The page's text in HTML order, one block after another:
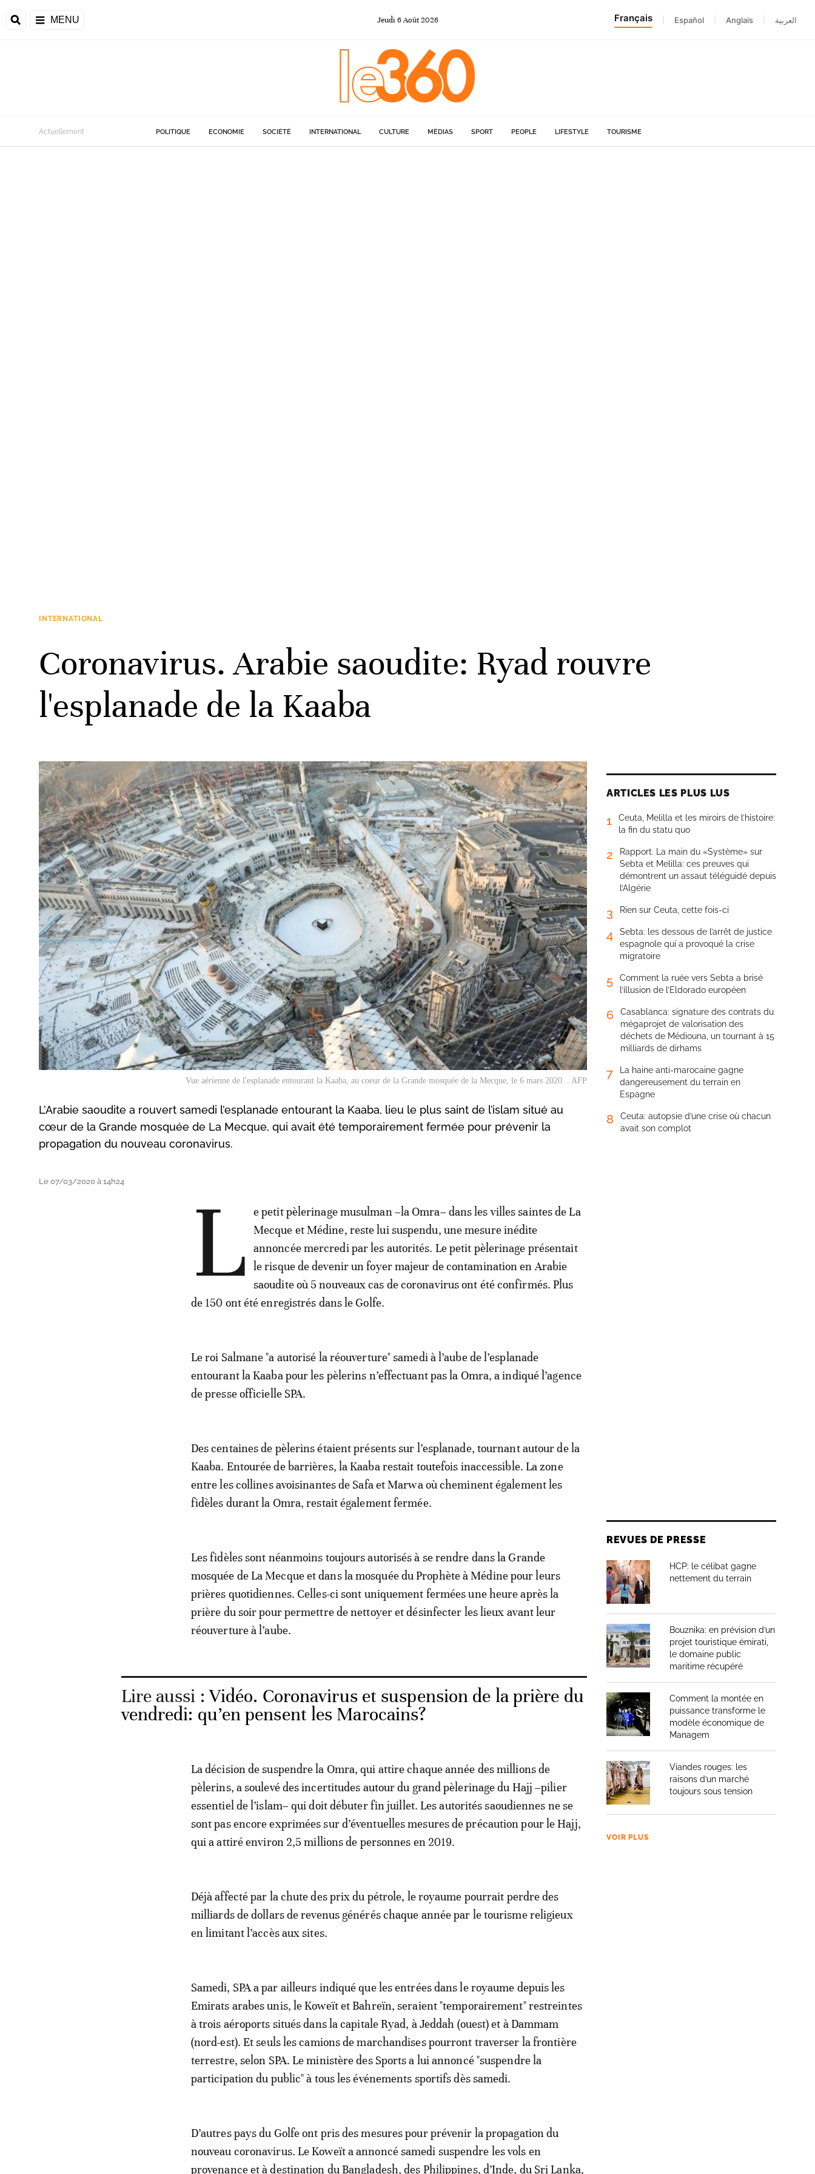
MENU Jeudi 6Août 2026 Français Español Anglais العربية
Actuellement POLITIQUE ECONOMIE SOCIÉTÉ INTERNATIONAL CULTURE MÉDIAS SPORT PEOPLE LIFESTYLE TOURISME
INTERNATIONAL
Coronavirus. Arabie saoudite: Ryad rouvre
l'esplanade de la Kaaba
Vue aérienne de l'esplanade entourant la Kaaba, au coeur de la Grande mosquée de la Mecque, le 6 mars 2020. . AFP
L’Arabie saoudite a rouvert samedi l’esplanade entourant la Kaaba, lieu le plus saint de l’islam situé au
cœur de la Grande mosquée de La Mecque, qui avait été temporairement fermée pour prévenir la
propagation du nouveau coronavirus.
Le 07/03/2020 à 14h24 L
e petit pèlerinage musulman –la Omra– dans les villes saintes de La
Mecque et Médine, reste lui suspendu, une mesure inédite
annoncée mercredi par les autorités. Le petit pèlerinage présentait
le risque de devenir un foyer majeur de contamination en Arabie
saoudite où 5 nouveaux cas de coronavirus ont été confirmés. Plus
de 150 ont été enregistrés dans le Golfe.
Le roi Salmane "a autorisé la réouverture" samedi à l’aube de l’esplanade
entourant la Kaaba pour les pèlerins n’effectuant pas la Omra, a indiqué l’agence
de presse officielle SPA.
Des centaines de pèlerins étaient présents sur l’esplanade, tournant autour de la
Kaaba. Entourée de barrières, la Kaaba restait toutefois inaccessible. La zone
entre les collines avoisinantes de Safa et Marwa où cheminent également les
fidèles durant la Omra, restait également fermée.
Les fidèles sont néanmoins toujours autorisés à se rendre dans la Grande
mosquée de La Mecque et dans la mosquée du Prophète à Médine pour leurs
prières quotidiennes. Celles-ci sont uniquement fermées une heure après la
prière du soir pour permettre de nettoyer et désinfecter les lieux avant leur
réouverture à l’aube.
Lire aussi :Vidéo. Coronavirus et suspension de la prière du
vendredi: qu’en pensent les Marocains?
La décision de suspendre la Omra, qui attire chaque année des millions de
pèlerins, a soulevé des incertitudes autour du grand pèlerinage du Hajj –pilier
essentiel de l’islam– qui doit débuter fin juillet. Les autorités saoudiennes ne se
sont pas encore exprimées sur d’éventuelles mesures de précaution pour le Hajj,
qui a attiré environ 2,5 millions de personnes en 2019.
Déjà affecté par la chute des prix du pétrole, le royaume pourrait perdre des
milliards de dollars de revenus générés chaque année par le tourisme religieux
en limitant l’accès aux sites.
Samedi, SPA a par ailleurs indiqué que les entrées dans le royaume depuis les
Emirats arabes unis, le Koweït et Bahreïn, seraient "temporairement" restreintes
à trois aéroports situés dans la capitale Ryad, à Jeddah (ouest) et à Dammam
(nord-est). Et seuls les camions de marchandises pourront traverser la frontière
terrestre, selon SPA. Le ministère des Sports a lui annoncé "suspendre la
participation du public" à tous les événements sportifs dès samedi.
D’autres pays du Golfe ont pris des mesures pour prévenir la propagation du
nouveau coronavirus. Le Koweït a annoncé samedi suspendre les vols en
provenance et à destination du Bangladesh, des Philippines, d’Inde, du Sri Lanka,
ARTICLES LES PLUS LUS
1
Ceuta, Melilla et les miroirs de l’histoire:
la fin du statu quo
2
Rapport. La main du «Système» sur
Sebta et Melilla: ces preuves qui
démontrent un assaut téléguidé depuis
l’Algérie
3 Rien sur Ceuta, cette fois-ci
4
Sebta: les dessous de l’arrêt de justice
espagnole qui a provoqué la crise
migratoire
5
Comment la ruée vers Sebta a brisé
l’illusion de l’Eldorado européen
6
Casablanca: signature des contrats du
mégaprojet de valorisation des
déchets de Médiouna, un tournant à 15
milliards de dirhams
7
La haine anti-marocaine gagne
dangereusement du terrain en
Espagne
8
Ceuta: autopsie d’une crise où chacun
avait son complot
REVUES DE PRESSE
HCP: le célibat gagne
nettement du terrain
Bouznika: en prévision d’un
projet touristique émirati,
le domaine public
maritime récupéré
Comment la montée en
puissance transforme le
modèle économique de
Managem
Viandes rouges: les
raisons d’un marché
toujours sous tension
VOIR PLUS